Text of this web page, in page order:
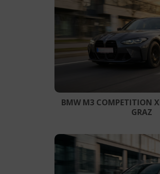
BMW M3 COMPETITION
GRAZ